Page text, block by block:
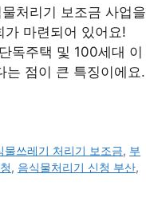
처리기 보조금 사업을
마련되어 있어요!
독주택 및 100세대 이
는 점이 큰 특징이에요.
물쓰레기 처리기 보조금, 부
, 음식물처리기 신청 부산,